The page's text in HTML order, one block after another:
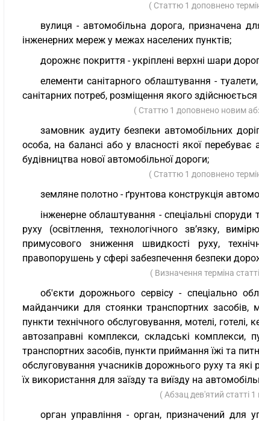
( Статтю 1 доповнено
вулиця - автомобільна дорога, призначена
інженерних мереж у межах населених пунктів;
дорожнє покриття - укріплені верхні шари
елементи санітарного облаштування -
санітарних потреб, розміщення якого
( Статтю 1 доповнено новим
замовник аудиту безпеки автомобільних
особа, на балансі або у власності якої
будівництва нової автомобільної дороги;
( Статтю 1 доповнено
земляне полотно - ґрунтова конструкція
інженерне облаштування - спеціальні
руху (освітлення, технологічного зв’язку,
примусового зниження швидкості руху,
правопорушень у сфері забезпечення безпеки
( Визначення терміна
об'єкти дорожнього сервісу - спеціально
майданчики для стоянки транспортних засобів,
пункти технічного обслуговування, мотелі,
автозаправні комплекси, складські комплекси,
транспортних засобів, пункти приймання їжі та
обслуговування учасників дорожнього руху та
їх використання для заїзду та виїзду на
( Абзац дев'ятий статті 1
орган управління - орган, призначений для